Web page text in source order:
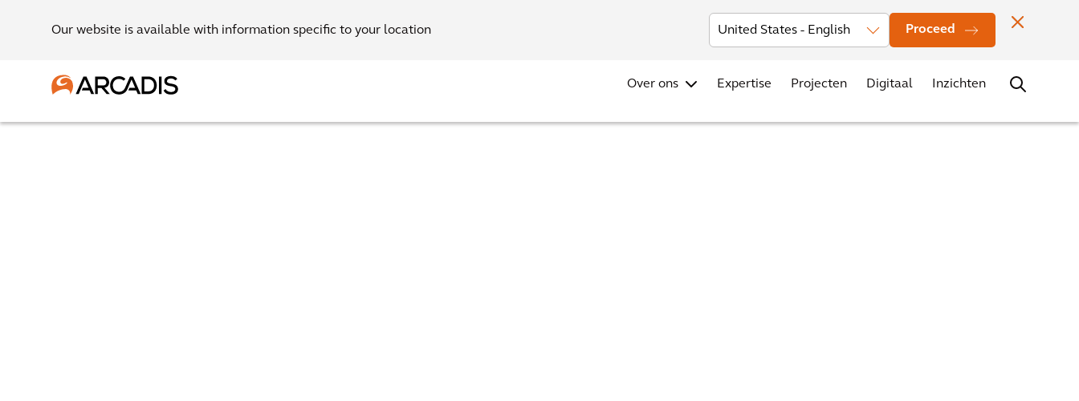
Our website is available with information specific to your location Proceed
Investors Nieuws Evenementen Vestigingen Contact
Over ons Expertise Projecten Digitaal Inzichten